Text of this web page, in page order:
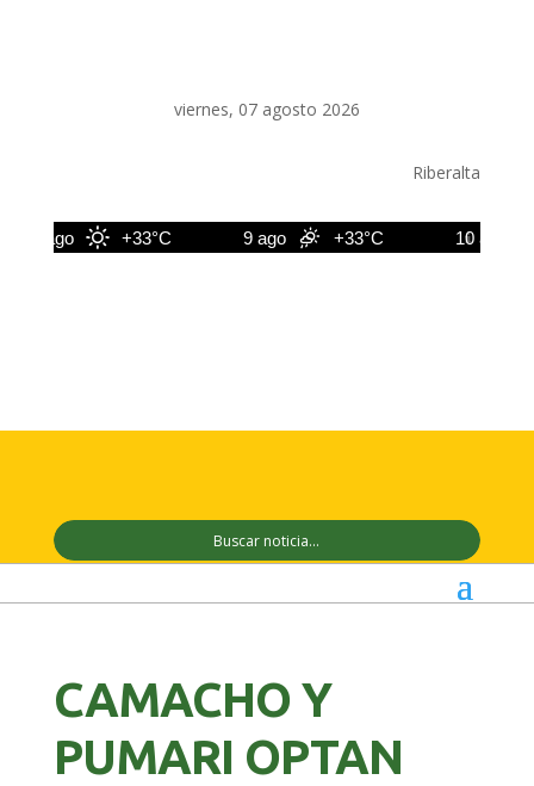
viernes, 07 agosto 2026
Riberalta
+33°C 9 ago +33°C 10 ago
CAMACHO Y
PUMARI OPTAN